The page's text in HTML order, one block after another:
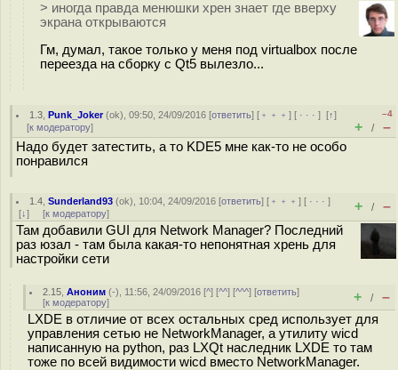
> иногда правда менюшки хрен знает где вверху
экрана открываются
Гм, думал, такое только у меня под virtualbox после
переезда на сборку с Qt5 вылезло...
1.3 ,Punk_Joker(ok), 09:50, 24/09/2016 [ответить] [ ﹢﹢﹢] [ · · ·][↑]
[к модератору]
–4
+ / –
Надо будет затестить, а то KDE5 мне как-то не особо
понравился
1.4 ,Sunderland93 (ok), 10:04, 24/09/2016 [ответить] [ ﹢﹢﹢] [ · · ·]
[↓] [к модератору] + / –
Там добавили GUI для Network Manager? Последний
раз юзал - там была какая-то непонятная хрень для
настройки сети
2.15 ,Аноним (-), 11:56, 24/09/2016 [^] [^^] [^^^] [ответить]
[к модератору] + / –
LXDE в отличие от всех остальных сред использует для
управления сетью не NetworkManager, а утилиту wicd
написанную на python, раз LXQt наследник LXDE то там
тоже по всей видимости wicd вместо NetworkManager.